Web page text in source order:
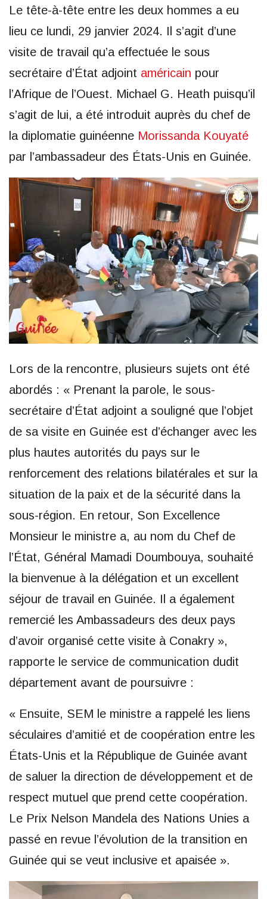
Le tête-à-tête entre les deux hommes a eu
lieu ce lundi, 29 janvier 2024. Il s’agit d’une
visite de travail qu’a effectuée le sous
secrétaire d’État adjoint américain pour
l’Afrique de l’Ouest. Michael G. Heath puisqu’il
s’agit de lui, a été introduit auprès du chef de
la diplomatie guinéenne Morissanda Kouyaté
par l’ambassadeur des États-Unis en Guinée.
Lors de la rencontre, plusieurs sujets ont été
abordés : « Prenant la parole, le sous-
secrétaire d’État adjoint a souligné que l’objet
de sa visite en Guinée est d’échanger avec les
plus hautes autorités du pays sur le
renforcement des relations bilatérales et sur la
situation de la paix et de la sécurité dans la
sous-région. En retour, Son Excellence
Monsieur le ministre a, au nom du Chef de
l’État, Général Mamadi Doumbouya, souhaité
la bienvenue à la délégation et un excellent
séjour de travail en Guinée. Il a également
remercié les Ambassadeurs des deux pays
d’avoir organisé cette visite à Conakry »,
rapporte le service de communication dudit
département avant de poursuivre :
« Ensuite, SEM le ministre a rappelé les liens
séculaires d’amitié et de coopération entre les
États-Unis et la République de Guinée avant
de saluer la direction de développement et de
respect mutuel que prend cette coopération.
Le Prix Nelson Mandela des Nations Unies a
passé en revue l’évolution de la transition en
Guinée qui se veut inclusive et apaisée ».